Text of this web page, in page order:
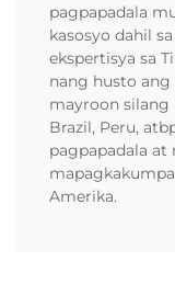
pagpapadala
kasosyo dahil
ekspertisya sa
nang husto ang
mayroon
Brazil, Peru,
pagpapadala at
Amerika.